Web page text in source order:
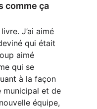
comme ça
J’ai aimé
qui était
aimé
qui se
à la façon
municipal et de
équipe,